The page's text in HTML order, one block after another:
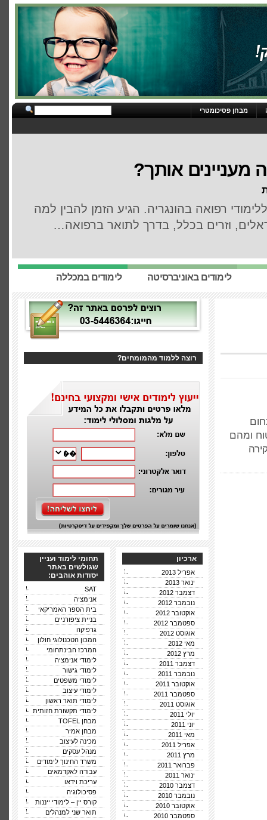
מבחן פסיכומטרי
מעניינים אותך?
רפואה בהונגריה. הגיע הזמן להבין למה
וזרים בכלל, בדרך לתואר ברפואה…
לימודים באוניברסיטה לימודים במכללה
ומהם
רוצה ללמוד מהמומחים?
ארכיון
אפריל 2013
ינואר 2013
דצמבר 2012
נובמבר 2012
אוקטובר 2012
ספטמבר 2012
אוגוסט 2012
מאי 2012
מרץ 2012
דצמבר 2011
נובמבר 2011
אוקטובר 2011
ספטמבר 2011
אוגוסט 2011
יולי 2011
יוני 2011
מאי 2011
אפריל 2011
מרץ 2011
פברואר 2011
ינואר 2011
דצמבר 2010
נובמבר 2010
אוקטובר 2010
ספטמבר 2010
תחומי לימוד ועניין
שגולשים באתר
יסודות אוהבים:
SAT
אנימציה
בית הספר האמריקאי
בניית ציפורניים
גרפיקה
המכון הטכנולוגי חולון
המרכז הבינתחומי
לימודי אנימציה
לימודי גישור
לימודי משפטים
לימודי עיצוב
לימודי תואר ראשון
לימודי תקשורת חזותית
מבחן TOFEL
מבחן אמיר
מכינה לעיצוב
מנהל עסקים
משרד החינוך לימודים
עבודה לאקדמאים
עריכת וידאו
פסיכולוגיה
קורס יין – לימודי ייננות
תואר שני למנהלים